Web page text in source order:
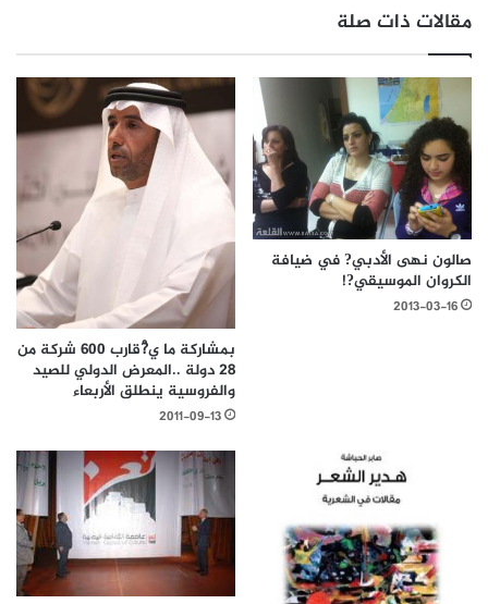
مقالات ذات صلة
صالون نهى الأدبي? في ضيافة
الكروان الموسيقي?!
2013-03-16
بمشاركة ما ي?ْقارب 600 شركة من
28 دولة ..المعرض الدولي للصيد
والفروسية ينطلق الأربعاء
2011-09-13